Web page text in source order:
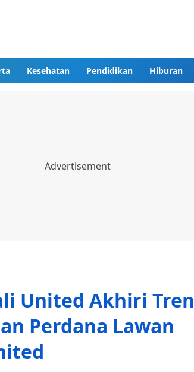
Kesehatan Pendidikan Hiburan
United Akhiri Tren
Perdana Lawan